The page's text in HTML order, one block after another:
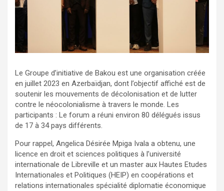
Le Groupe d’initiative de Bakou est une organisation créée
en juillet 2023 en Azerbaïdjan, dont l’objectif affiché est de
soutenir les mouvements de décolonisation et de lutter
contre le néocolonialisme à travers le monde. Les
participants : Le forum a réuni environ 80 délégués issus
de 17 à 34 pays différents.
Pour rappel, Angelica Désirée Mpiga Ivala a obtenu, une
licence en droit et sciences politiques à l’université
internationale de Libreville et un master aux Hautes Etudes
Internationales et Politiques (HEIP) en coopérations et
relations internationales spécialité diplomatie économique